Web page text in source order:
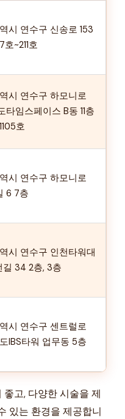
시 연수구 신송로 153
~211호
시 연수구 하모니로
타임스페이스 B동 11층
호
시 연수구 하모니로
6 7층
시 연수구 인천타워대
길 34 2층, 3층
시 연수구 센트럴로
IBS타워 업무동 5층
고, 다양한 시술을 제
있는 환경을 제공합니